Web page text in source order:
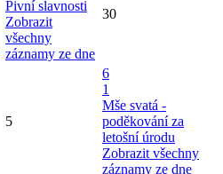
Pivní slavnosti
Zobrazit
všechny
záznamy ze dne
30
5
6
1
Mše svatá -
poděkování za
letošní úrodu
Zobrazit všechny
záznamy ze dne